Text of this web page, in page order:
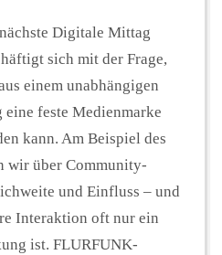
Digitale Mittag
sich mit der Frage,
einem unabhängigen
eine feste Medienmarke
kann. Am Beispiel des
wir über Community-
und Einfluss – und
Interaktion oft nur ein
ist. FLURFUNK-